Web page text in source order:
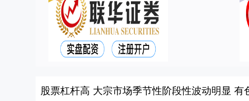
股票杠杆高 大宗市场季节性阶段性波动明显 有